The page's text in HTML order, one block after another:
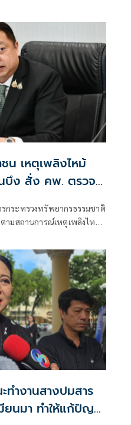
พยากรธรรมชาติและสิ่ง
ำบลบ่อหลวง อำเภอฮอด
รศึกษาและเพิ่มโอกาสให้กับ
สนุนคอมพิวเตอร์ จำนวน 22
สอนและส่งเสริมทักษะด้าน
น เหตุเพลิงไหม้
นบึง สั่ง คพ. ตรวจ
ตือนประชาชนใกล้
กระทรวงทรัพยากรธรรมชาติ
ามสถานการณ์เหตุเพลิงไหม้
ง จังหวัดชลบุรี อย่างใกล้ชิด
ลพิษและสุขภาพของ
บคุมมลพิษ (คพ.) บูรณาการ
การระงับเหตุ ตรวจสอบ
มถึงแจ้งเตือนประชาชนอย่าง
คลาย
ำงานสางปมสาร
นมา ทำให้แก้ปัญหา